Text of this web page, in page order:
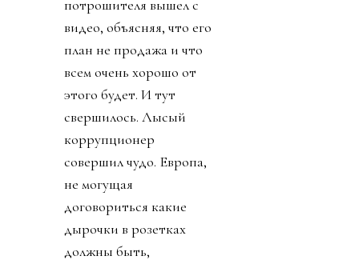
потрошителя вышел с
видео, объясняя, что его
план не продажа и что
всем очень хорошо от
этого будет. И тут
свершилось. Лысый
коррупционер
совершил чудо. Европа,
не могущая
договориться какие
дырочки в розетках
должны быть,